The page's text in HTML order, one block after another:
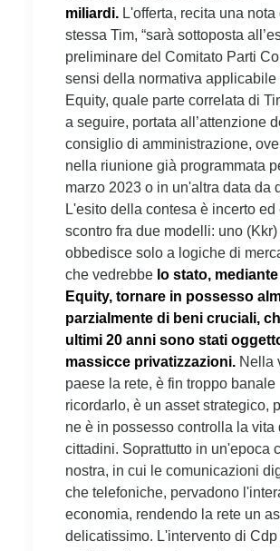
miliardi. L'offerta, recita una nota
stessa Tim, “sarà sottoposta
preliminare del Comitato Parti
sensi della normativa applicabile
Equity, quale parte correlata di
a seguire, portata all’attenzione
consiglio di amministrazione,
nella riunione già programmata
marzo 2023 o in un'altra data da
L'esito della contesa è incerto ed
scontro fra due modelli: uno
obbedisce solo a logiche di
che vedrebbe lo stato,
Equity, tornare in possesso
parzialmente di beni cruciali,
ultimi 20 anni sono stati
massicce privatizzazioni. Nella
paese la rete, è fin troppo banale
ricordarlo, è un asset strategico,
ne è in possesso controlla la vita
cittadini. Soprattutto in un'epoca
nostra, in cui le comunicazioni
che telefoniche, pervadono
economia, rendendo la rete un
delicatissimo. L'intervento di